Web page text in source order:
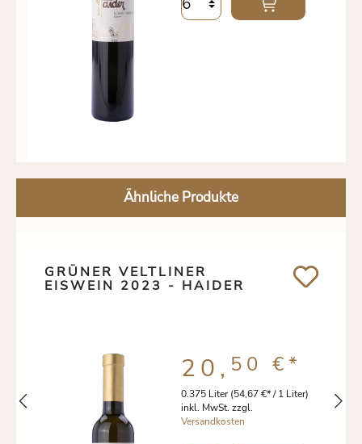
Ähnliche Produkte
GRÜNER VELTLINER
EISWEIN 2023 - HAIDER
0.375 Liter(54,67 €* / 1 Liter)
inkl. MwSt. zzgl.
Versandkosten
20, 50 €*